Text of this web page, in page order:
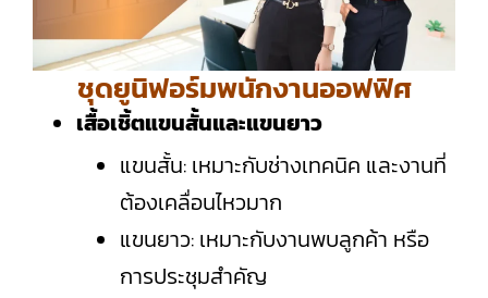
ชุดยูนิฟอร์มพนักงานออฟฟิศ
เสื้อเชิ้ตแขนสั้นและแขนยาว
แขนสั้น: เหมาะกับช่างเทคนิค และงานที่
ต้องเคลื่อนไหวมาก
แขนยาว: เหมาะกับงานพบลูกค้า หรือ
การประชุมสำคัญ